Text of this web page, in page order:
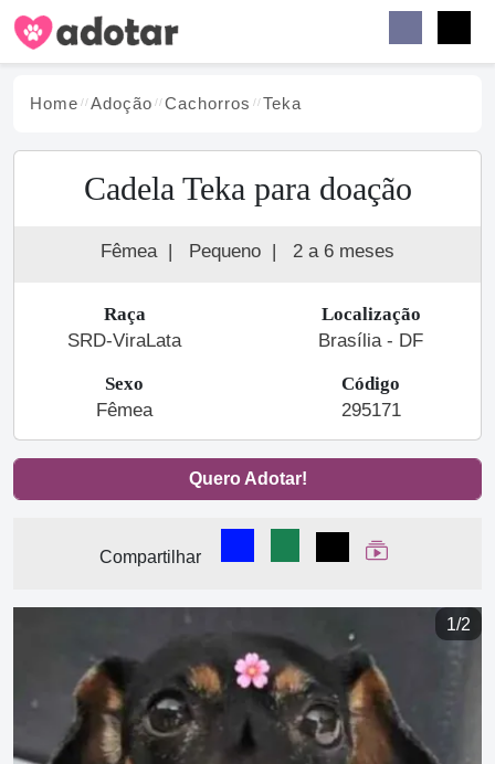
Home Adoção Cachorros Teka
Cadela Teka para doação
Fêmea | Pequeno | 2 a 6 meses
Raça
SRD-ViraLata
Localização
Brasília - DF
Sexo
Fêmea
Código
295171
Quero Adotar!
Compartilhar
Compartilhar no Facebook
Compartilhar no
Compartilhar
Ver Web Story
1/2